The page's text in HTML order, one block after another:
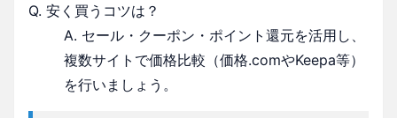
Q. 安く買うコツは？
A. セール・クーポン・ポイント還元を活用し、
複数サイトで価格比較（価格.comやKeepa等）
を行いましょう。